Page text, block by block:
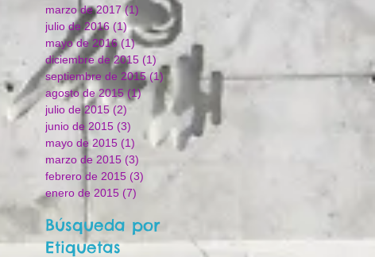
marzo de 2017 (1) 1 entrada
julio de 2016 (1)1 entrada
mayo de 2016 (1)1 entrada
diciembre de 2015 (1) 1 entrada
septiembre de 2015 (1) 1 entrada
agosto de 2015 (1)1 entrada
julio de 2015 (2) 2 entradas
junio de 2015 (3) 3 entradas
mayo de 2015 (1) 1 entrada
marzo de 2015 (3)
febrero de 2015 (3) 3 entradas
enero de 2015 (7)
Búsqueda por
Etiquetas